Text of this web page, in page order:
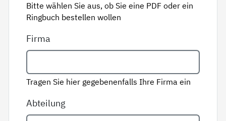
Bitte wählen Sie aus, ob Sie eine PDF oder ein
Ringbuch bestellen wollen
Firma
Tragen Sie hier gegebenenfalls Ihre Firma ein
Abteilung